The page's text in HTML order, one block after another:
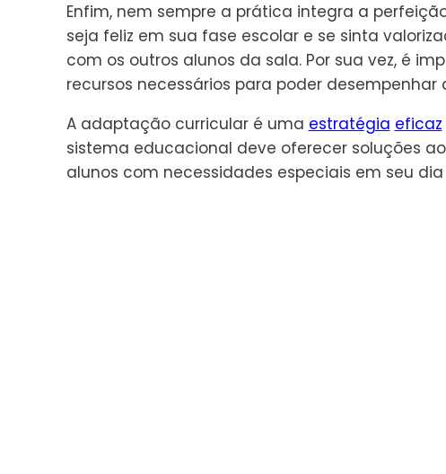
Enfim, nem sempre a prática integra a
seja feliz em sua fase escolar e se sinta
com os outros alunos da sala. Por sua vez, é
recursos necessários para poder
A adaptação curricular é uma estratégia eficaz
sistema educacional deve oferecer soluções
alunos com necessidades especiais em seu